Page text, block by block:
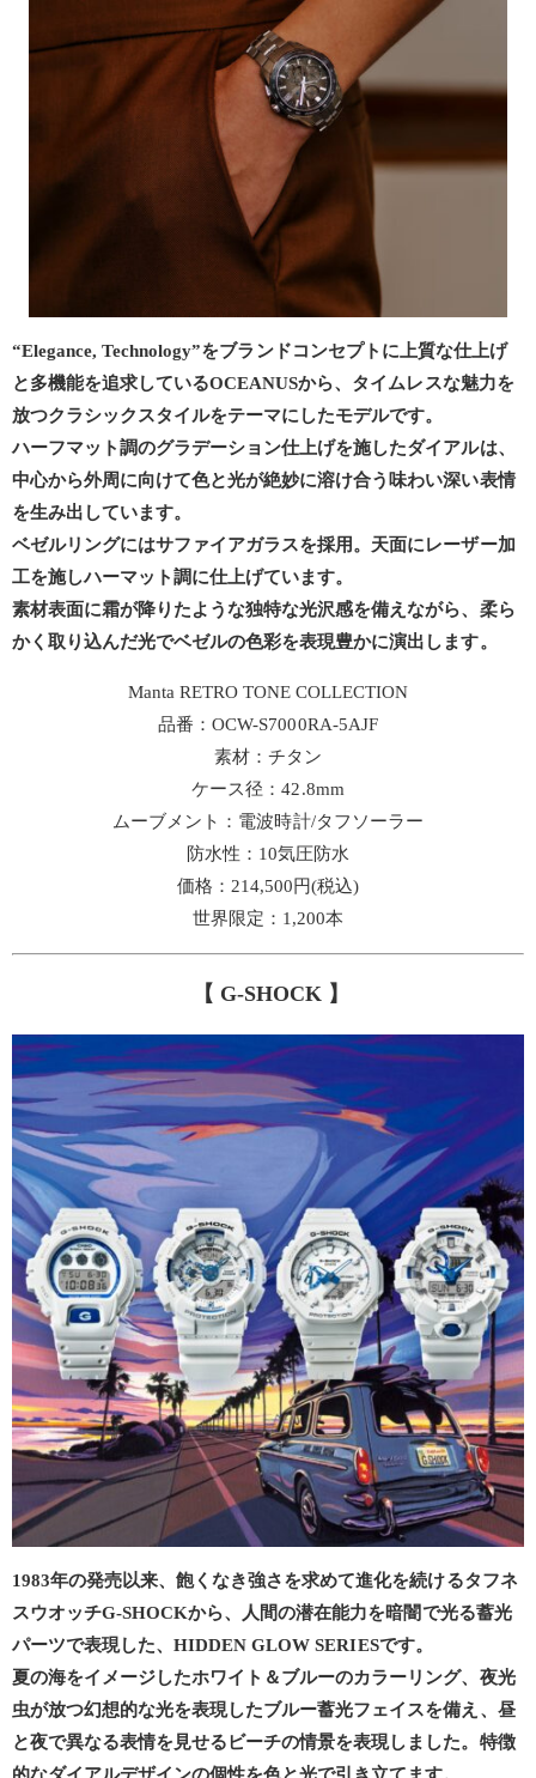
“Elegance, Technology”をブランドコンセプトに上質な仕上げ
と多機能を追求しているOCEANUSから、タイムレスな魅力を
放つクラシックスタイルをテーマにしたモデルです。
ハーフマット調のグラデーション仕上げを施したダイアルは、
中心から外周に向けて色と光が絶妙に溶け合う味わい深い表情
を生み出しています。
ベゼルリングにはサファイアガラスを採用。天面にレーザー加
工を施しハーマット調に仕上げています。
素材表面に霜が降りたような独特な光沢感を備えながら、柔ら
かく取り込んだ光でベゼルの色彩を表現豊かに演出します。
Manta RETRO TONE COLLECTION
品番：OCW-S7000RA-5AJF
素材：チタン
ケース径：42.8mm
ムーブメント：電波時計/タフソーラー
防水性：10気圧防水
価格：214,500円(税込)
世界限定：1,200本
【 G-SHOCK 】
1983年の発売以来、飽くなき強さを求めて進化を続けるタフネ
スウオッチG-SHOCKから、人間の潜在能力を暗闇で光る蓄光
パーツで表現した、HIDDEN GLOW SERIESです。
夏の海をイメージしたホワイト＆ブルーのカラーリング、夜光
虫が放つ幻想的な光を表現したブルー蓄光フェイスを備え、昼
と夜で異なる表情を見せるビーチの情景を表現しました。特徴